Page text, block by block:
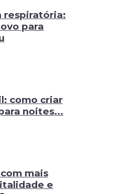
respiratória:
para
como criar
noites...
mais
e